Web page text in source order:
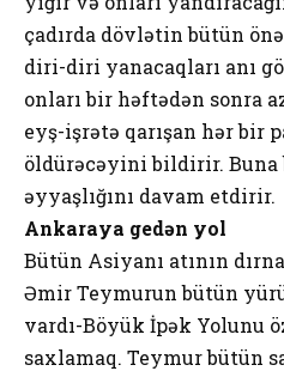
çadırda dövlətin bütün
diri-diri yanacaqları anı
onları bir həftədən sonra
eyş-işrətə qarışan hər bir
öldürəcəyini bildirir. Buna
əyyaşlığını davam etdirir.
Ankaraya gedən yol
Bütün Asiyanı atının
Əmir Teymurun bütün
vardı-Böyük İpək Yolunu
saxlamaq. Teymur bütün